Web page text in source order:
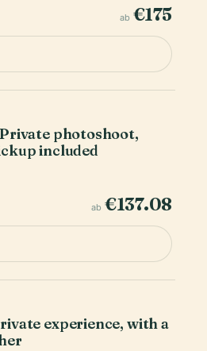
ab €175
photoshoot,
included
ab €137.08
experience, with a